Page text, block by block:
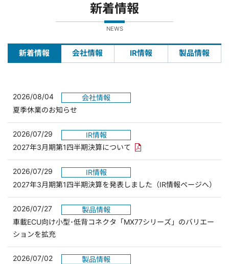
新着情報
NEWS
新着情報 会社情報 IR情報 製品情報
2026/08/04
会社情報
夏季休業のお知らせ
2026/07/29
IR情報
2027年3月期第1四半期決算について PDFリンクを新しいウィンド
2026/07/29
IR情報
2027年3月期第1四半期決算を発表しました（IR情報ページへ）
2026/07/27
製品情報
車載ECU向け小型･低背コネクタ「MX77シリーズ」のバリエー
ションを拡充
2026/07/02
製品情報